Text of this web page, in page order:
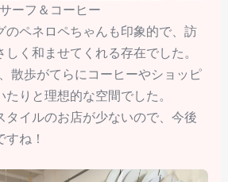
サーフ＆コーヒー
のペネロペちゃんも印象的で、訪
く和ませてくれる存在でした。
散歩がてらにコーヒーやショッピ
りと理想的な空間でした。
タイルのお店が少ないので、今後
ね！